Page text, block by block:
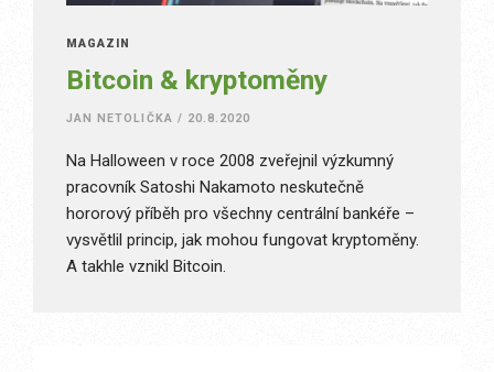
MAGAZÍN
Bitcoin & kryptoměny
JAN NETOLIČKA / 20.8.2020
Na Halloween v roce 2008 zveřejnil výzkumný
pracovník Satoshi Nakamoto neskutečně
hororový příběh pro všechny centrální bankéře –
vysvětlil princip, jak mohou fungovat kryptoměny.
A takhle vznikl Bitcoin.